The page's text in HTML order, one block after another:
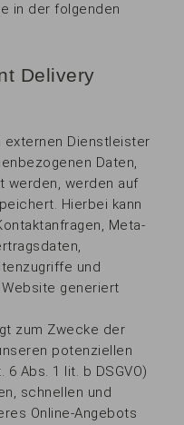
in der folgenden
Delivery
Dienstleister
Daten,
werden, werden auf
Hierbei kann
Meta-
und
generiert
zum Zwecke der
potenziellen
Abs. 1 lit. b DSGVO)
schnellen und
Online-Angebots